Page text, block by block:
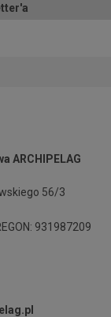
ARCHIPELAG
56/3
931987209